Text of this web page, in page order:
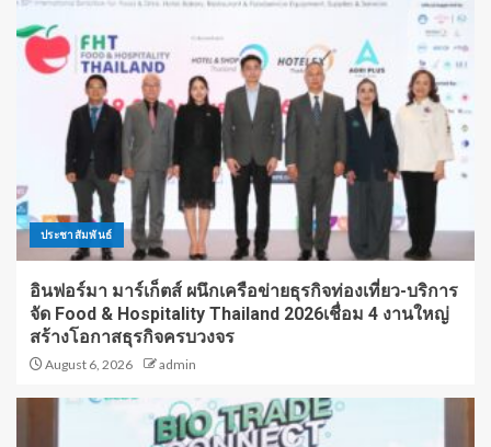
ประชาสัมพันธ์
อินฟอร์มา มาร์เก็ตส์ ผนึกเครือข่ายธุรกิจท่องเที่ยว-บริการ
จัด Food & Hospitality Thailand 2026เชื่อม 4 งานใหญ่
สร้างโอกาสธุรกิจครบวงจร
August 6, 2026 admin